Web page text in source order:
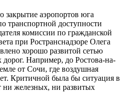
закрытие аэропортов юга
транспортной доступности
комиссии по гражданской
при Ространснадзоре Олега
хорошо развитой сетью
Например, до Ростова-на-
от Сочи, где воздушная
Критичной была бы ситуация в
ни железных, ни развитых